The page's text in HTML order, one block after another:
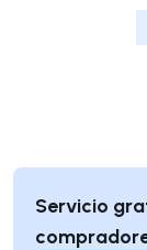
Servicio